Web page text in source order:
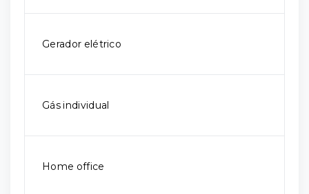
Gerador elétrico
Gás individual
Home office